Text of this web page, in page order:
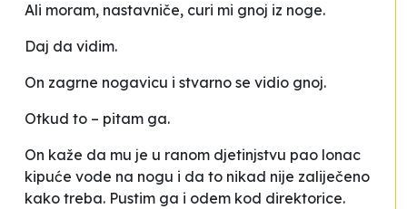
Ali moram, nastavniče, curi mi gnoj iz noge.
Daj da vidim.
On zagrne nogavicu i stvarno se vidio gnoj.
Otkud to – pitam ga.
On kaže da mu je u ranom djetinjstvu pao lonac
kipuće vode na nogu i da to nikad nije zaliječeno
kako treba. Pustim ga i odem kod direktorice.